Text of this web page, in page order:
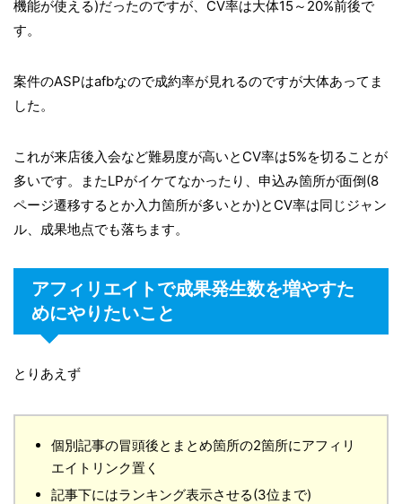
機能が使える)だったのですが、CV率は大体15～20%前後で
す。
案件のASPはafbなので成約率が見れるのですが大体あってま
した。
これが来店後入会など難易度が高いとCV率は5%を切ることが
多いです。またLPがイケてなかったり、申込み箇所が面倒(8
ページ遷移するとか入力箇所が多いとか)とCV率は同じジャン
ル、成果地点でも落ちます。
アフィリエイトで成果発生数を増やすた
めにやりたいこと
とりあえず
個別記事の冒頭後とまとめ箇所の2箇所にアフィリ
エイトリンク置く
記事下にはランキング表示させる(3位まで)